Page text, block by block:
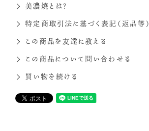
美濃焼とは？
特定商取引法に基づく表記（返品等）
この商品を友達に教える
この商品について問い合わせる
買い物を続ける